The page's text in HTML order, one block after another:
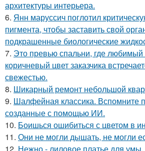
архитектуры интерьера.
6. Янн маруссич поглотил
пигмента, чтобы заставить свой
подкрашенные биологические
7. Это превью спальни, где
коричневый цвет заказчика
свежестью.
8. Шикарный ремонт небольшой
9. Шалфейная классика. Вспомните
созданные с помощью ИИ.
10. Боишься ошибиться с цветом в
11. Они не могли дышать, не могли